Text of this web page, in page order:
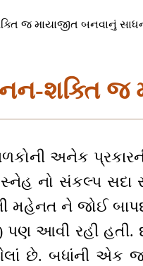
જ માયાજીત બનવાનું
શક્તિ જ
અનેક
નો સંકલ્પ સદા
મહેનત ને જોઈ
આવી રહી હતી.
છે. બધાંની